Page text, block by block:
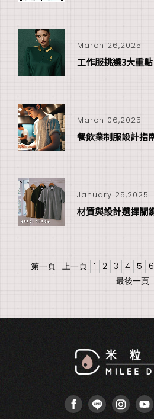
March 26,2025
March 06,2025
January 25,2025
第一頁 上一頁 1 2 3 4 5 6
最後一頁